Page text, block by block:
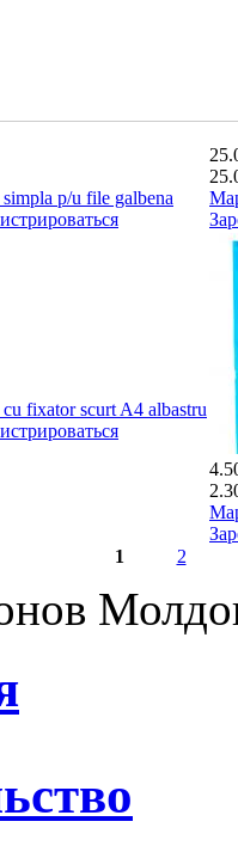
p/u file galbena
fixator scurt A4 albastru
1 2